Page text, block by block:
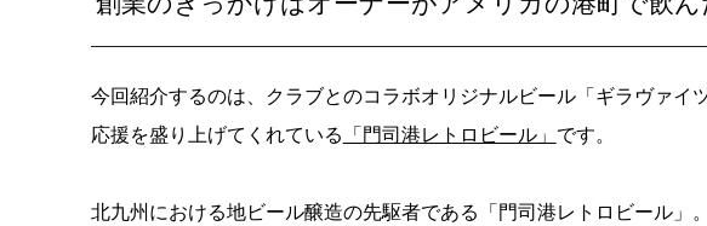
今回紹介するのは、クラブとのコラボオリジナルビール「ギラヴァイ
応援を盛り上げてくれている 「門司港レトロビール」 です。
北九州における地ビール醸造の先駆者である「門司港レトロビール